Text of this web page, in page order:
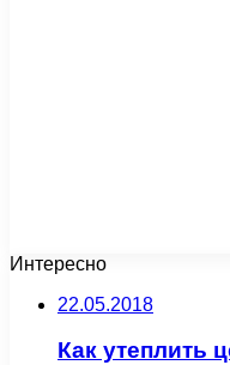
Интересно
22.05.2018
Как утеплить